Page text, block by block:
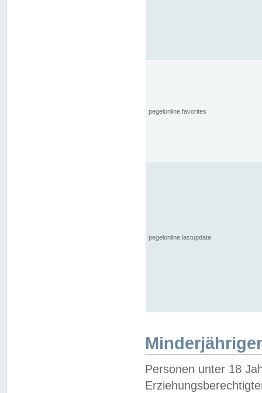
pegelonline.favorites
pegelonline.lastupdate
Personen unter 18